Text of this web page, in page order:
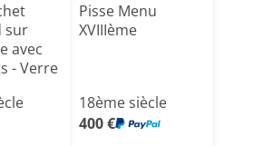
sur
avec
- Verre
Pisse Menu
XVIIIème
18ème siècle
400 €